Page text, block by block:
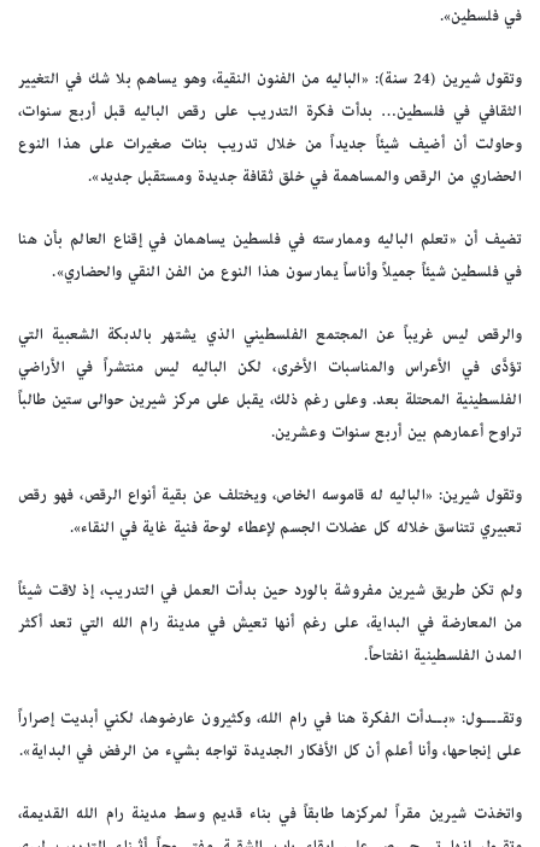
في فلسطين».
وتقول شيرين (24 سنة): «الباليه من الفنون النقية، وهو يساهم بلا شك في التغيير
الثقافي في فلسطين… بدأت فكرة التدريب على رقص الباليه قبل أربع سنوات،
وحاولت أن أضيف شيئاً جديداً من خلال تدريب بنات صغيرات على هذا النوع
الحضاري من الرقص والمساهمة في خلق ثقافة جديدة ومستقبل جديد».
تضيف أن «تعلم الباليه وممارسته في فلسطين يساهمان في إقناع العالم بأن هنا
في فلسطين شيئاً جميلاً وأناساً يمارسون هذا النوع من الفن النقي والحضاري».
والرقص ليس غريباً عن المجتمع الفلسطيني الذي يشتهر بالدبكة الشعبية التي
تؤدَّى في الأعراس والمناسبات الأخرى، لكن الباليه ليس منتشراً في الأراضي
الفلسطينية المحتلة بعد. وعلى رغم ذلك، يقبل على مركز شيرين حوالى ستين طالباً
تراوح أعمارهم بين أربع سنوات وعشرين.
وتقول شيرين: «الباليه له قاموسه الخاص، ويختلف عن بقية أنواع الرقص، فهو رقص
تعبيري تتناسق خلاله كل عضلات الجسم لإعطاء لوحة فنية غاية في النقاء».
ولم تكن طريق شيرين مفروشة بالورد حين بدأت العمل في التدريب، إذ لاقت شيئاً
من المعارضة في البداية، على رغم أنها تعيش في مدينة رام الله التي تعد أكثر
المدن الفلسطينية انفتاحاً.
وتقــــول: «بــدأت الفكرة هنا في رام الله، وكثيرون عارضوها، لكني أبديت إصراراً
على إنجاحها، وأنا أعلم أن كل الأفكار الجديدة تواجه بشيء من الرفض في البداية».
واتخذت شيرين مقراً لمركزها طابقاً في بناء قديم وسط مدينة رام الله القديمة،